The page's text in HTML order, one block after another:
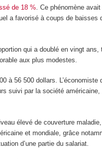
de 18 %. Ce phénomène
a favorisé à coups de
qui a doublé en vingt
aux plus modestes.
56 500 dollars.
suivi par la société
élevé de couverture
et mondiale, grâce
d’une partie du salariat.